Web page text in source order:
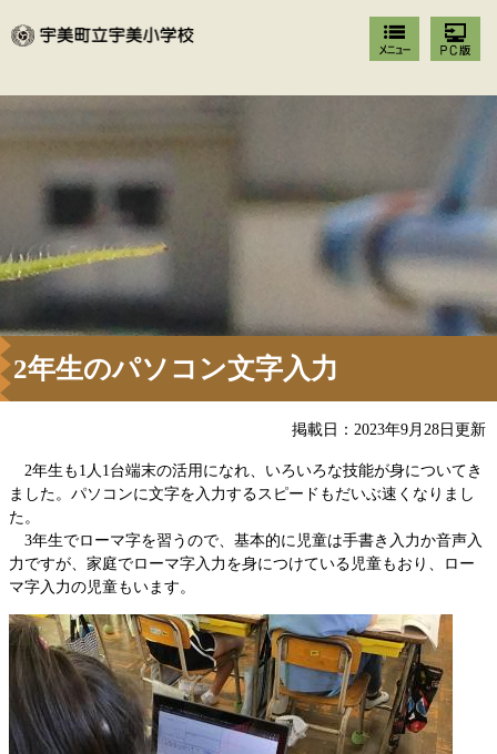
2年生のパソコン文字入力
掲載日：2023年9月28日更新
2年生も1人1台端末の活用になれ、いろいろな技能が身についてき
ました。パソコンに文字を入力するスピードもだいぶ速くなりまし
た。
3年生でローマ字を習うので、基本的に児童は手書き入力か音声入
力ですが、家庭でローマ字入力を身につけている児童もおり、ロー
マ字入力の児童もいます。